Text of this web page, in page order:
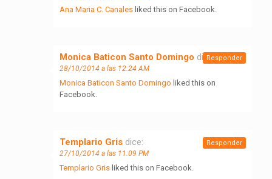
Ana Maria C. Canales liked this on Facebook.
Monica Baticon Santo Domingo dice:
28/10/2014 a las 12:24 AM
Monica Baticon Santo Domingo liked this on
Facebook.
Responder
Templario Gris dice:
27/10/2014 a las 11:09 PM
Templario Gris liked this on Facebook.
Responder